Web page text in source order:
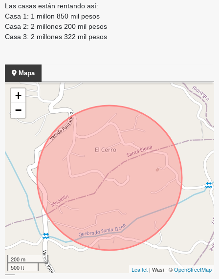
Las casas están rentando así:
Casa 1: 1 millon 850 mil pesos
Casa 2: 2 millones 200 mil pesos
Casa 3: 2 millones 322 mil pesos
Mapa
+
−
200 m
500 ft
Leaflet | Wasi - ©OpenStreetMap